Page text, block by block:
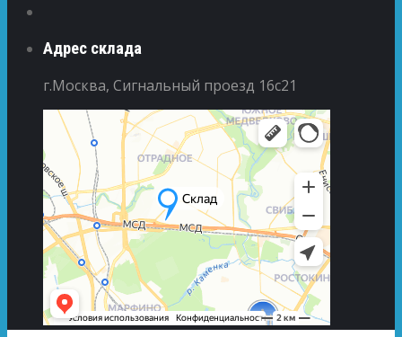
Адрес склада
г.Москва, Сигнальный проезд 16с21